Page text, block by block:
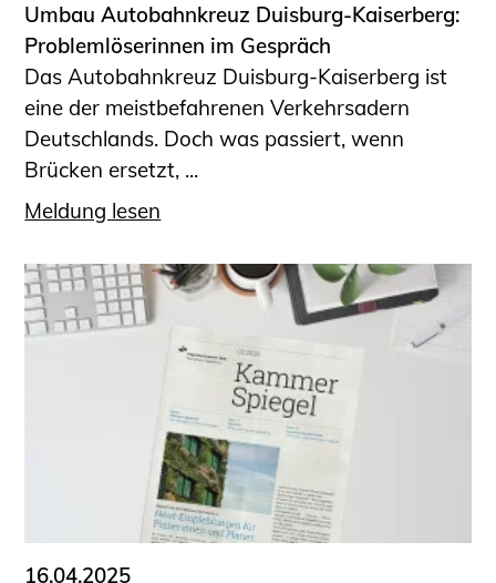
Umbau Autobahnkreuz Duisburg-Kaiserberg:
Problemlöserinnen im Gespräch
Das Autobahnkreuz Duisburg-Kaiserberg ist
eine der meistbefahrenen Verkehrsadern
Deutschlands. Doch was passiert, wenn
Brücken ersetzt, ...
Meldung lesen
16.04.2025